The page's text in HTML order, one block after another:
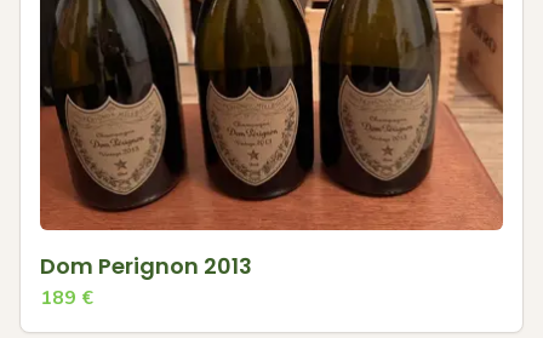
Dom Perignon 2013
189 €